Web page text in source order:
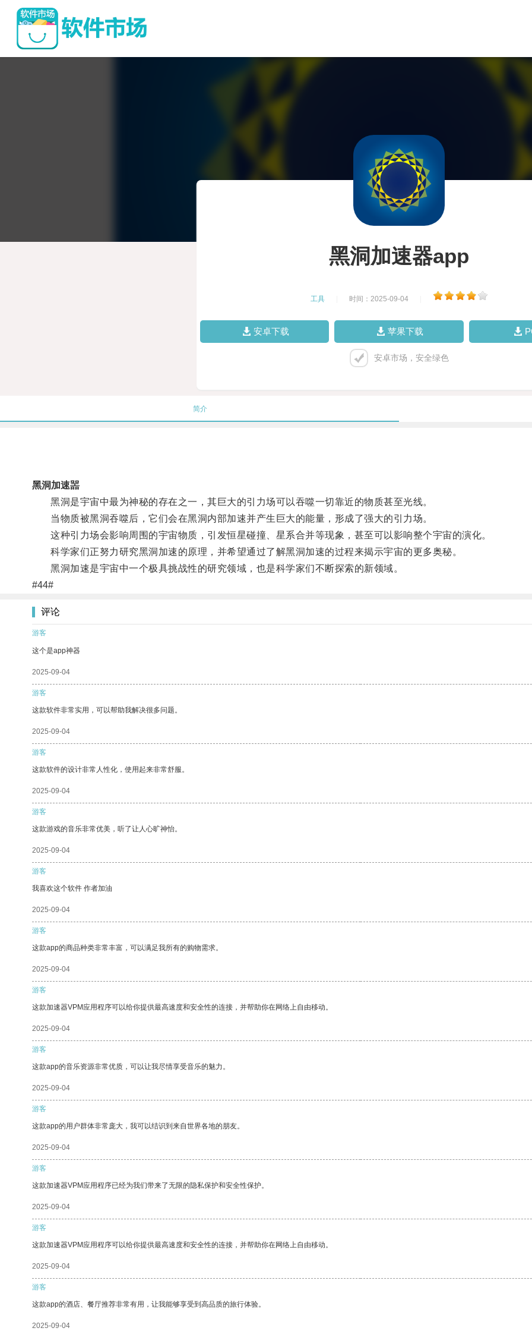
黑洞加速器app
工具 时间：2025-09-04
安卓下载 苹果下载
安卓市场，安全绿色
简介
黑洞加速噐
黑洞是宇宙中最为神秘的存在之一，其巨大的引力场可以吞噬一切靠近的物质甚至光线。
当物质被黑洞吞噬后，它们会在黑洞内部加速并产生巨大的能量，形成了强大的引力场。
这种引力场会影响周围的宇宙物质，引发恒星碰撞、星系合并等现象，甚至可以影响整个宇宙的演化。
科学家们正努力研究黑洞加速的原理，并希望通过了解黑洞加速的过程来揭示宇宙的更多奥秘。
黑洞加速是宇宙中一个极具挑战性的研究领域，也是科学家们不断探索的新领域。
#44#
评论
游客
这个是app神器
2025-09-04
游客
这款软件非常实用，可以帮助我解决很多问题。
2025-09-04
游客
这款软件的设计非常人性化，使用起来非常舒服。
2025-09-04
游客
这款游戏的音乐非常优美，听了让人心旷神怡。
2025-09-04
游客
我喜欢这个软件 作者加油
2025-09-04
游客
这款app的商品种类非常丰富，可以满足我所有的购物需求。
2025-09-04
游客
这款加速器VPM应用程序可以给你提供最高速度和安全性的连接，并帮助你在网络上自由移动。
2025-09-04
游客
这款app的音乐资源非常优质，可以让我尽情享受音乐的魅力。
2025-09-04
游客
这款app的用户群体非常庞大，我可以结识到来自世界各地的朋友。
2025-09-04
游客
这款加速器VPM应用程序已经为我们带来了无限的隐私保护和安全性保护。
2025-09-04
游客
这款加速器VPM应用程序可以给你提供最高速度和安全性的连接，并帮助你在网络上自由移动。
2025-09-04
游客
这款app的酒店、餐厅推荐非常有用，让我能够享受到高品质的旅行体验。
2025-09-04